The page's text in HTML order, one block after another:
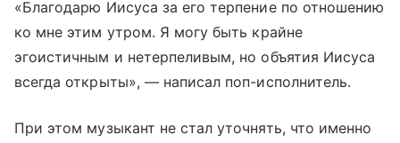
«Благодарю Иисуса за его терпение по отношению
ко мне этим утром. Я могу быть крайне
эгоистичным и нетерпеливым, но объятия Иисуса
всегда открыты», — написал поп-исполнитель.
При этом музыкант не стал уточнять, что именно